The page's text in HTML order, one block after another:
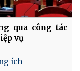
qua công tác
vụ
ích